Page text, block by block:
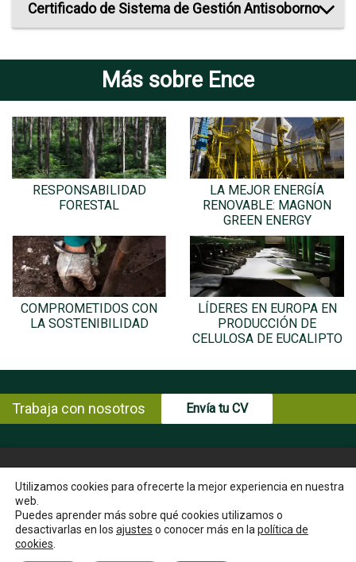
Certificado de Sistema de Gestión Antisoborno
Más sobre Ence
RESPONSABILIDAD
FORESTAL
LA MEJOR ENERGÍA
RENOVABLE: MAGNON
GREEN ENERGY
COMPROMETIDOS CON
LA SOSTENIBILIDAD
LÍDERES EN EUROPA EN
PRODUCCIÓN DE
CELULOSA DE EUCALIPTO
Trabaja con nosotros Envía tu CV
© Copyright ENCE 2026 MAPA WEB
AVISO LEGAL
INSTRUCCIONES PARA EL EJERCICIO DE DERECHOS DEL
INTERESADO
Utilizamos cookies para ofrecerte la mejor experiencia en nuestra
web.
Puedes aprender más sobre qué cookies utilizamos o
desactivarlas en los ajustes o conocer más en la política de
cookies